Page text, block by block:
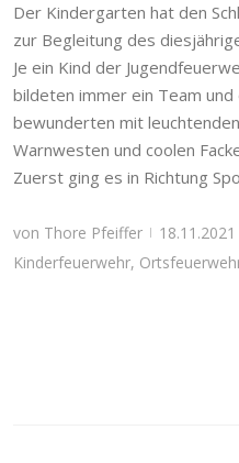
Jugendfeuerwehr
Ortsfeuerwehr,
Der Kindergarten hat den
zur Begleitung des
Je ein Kind der
bildeten immer ein Team
bewunderten mit
Warnwesten und coolen
Zuerst ging es in Richtung
von Thore Pfeiffer | 18.11.2021
Kinderfeuerwehr,